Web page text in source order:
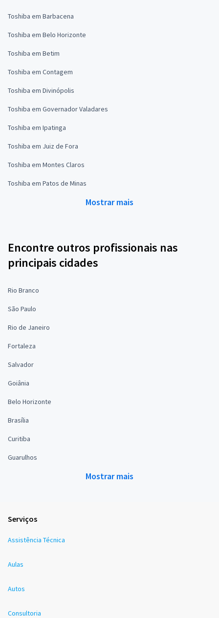
Toshiba em Barbacena
Toshiba em Belo Horizonte
Toshiba em Betim
Toshiba em Contagem
Toshiba em Divinópolis
Toshiba em Governador Valadares
Toshiba em Ipatinga
Toshiba em Juiz de Fora
Toshiba em Montes Claros
Toshiba em Patos de Minas
Mostrar mais
Encontre outros profissionais nas
principais cidades
Rio Branco
São Paulo
Rio de Janeiro
Fortaleza
Salvador
Goiânia
Belo Horizonte
Brasília
Curitiba
Guarulhos
Mostrar mais
Serviços
Assistência Técnica
Aulas
Autos
Consultoria